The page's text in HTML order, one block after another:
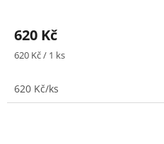
produktu
je
5
hvězdiček.
620 Kč
Měrná
620 Kč / 1 ks
620 Kč/ks